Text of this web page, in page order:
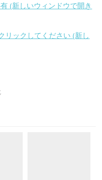
(新しいウィンドウで開き
リックしてください (新し